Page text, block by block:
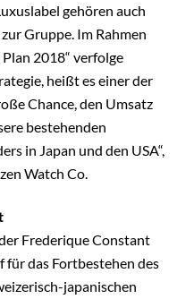
gehören auch
Gruppe. Im Rahmen
2018“ verfolge
heißt es einer der
Chance, den Umsatz
bestehenden
in Japan und den USA“,
Watch Co.
Frederique Constant
für das Fortbestehen des
japanischen